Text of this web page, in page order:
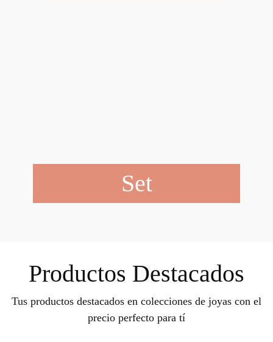
Set
Productos Destacados
Tus productos destacados en colecciones de joyas con el
precio perfecto para tí